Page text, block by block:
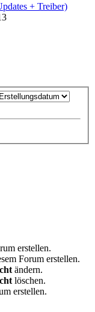
+ Treiber)
erstellen.
Forum erstellen.
ändern.
löschen.
erstellen.